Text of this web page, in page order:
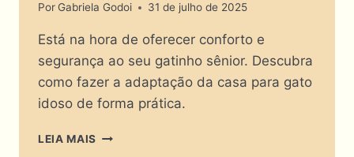
PorGabriela Godoi 31 de julho de 2025
Está na hora de oferecer conforto e
segurança ao seu gatinho sênior. Descubra
como fazer a adaptação da casa para gato
idoso de forma prática.
LEIA MAIS APOSENTADORIA